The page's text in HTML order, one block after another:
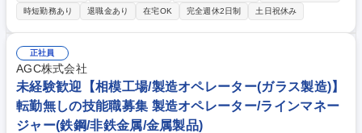
る点が魅力！ 【詳細】■化学物質関連法規制（各国法規・GHS等）に関す
る情報の正確性・妥当性確認業務■化学物質情報管理システム内の各種デ
ータに対する監査および管理基準に基づく確認業務■化学物質情報管理シ
ステムの運営管理全般 ※当社ではISOのような「品質マネジメントシステ
ム(QMS)」や「環境マネジメントシステム(EMS)」の化学物質情報版の化
学物質情報管理システムをDIC独自で作り運用しています。 募集職種 【2
026C033/本社】化学物質情報管理担当者
時短勤務あり
退職金あり 在宅OK 完全週休2日制 土日祝休み
正社員
AGC株式会社
未経験歓迎【相模工場/製造オペレーター(ガラス製造)】
転勤無しの技能職募集 製造オペレーター/ラインマネー
ジャー(鉄鋼/非鉄金属/金属製品)